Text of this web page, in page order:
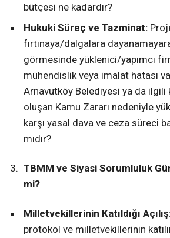
bütçesi ne kadardır?
Hukuki Süreç ve Tazminat:
fırtınaya/dalgalara
görmesinde yüklenici/yapımcı
mühendislik veya imalat hatası
Arnavutköy Belediyesi ya da ilgili
oluşan Kamu Zararı nedeniyle
karşı yasal dava ve ceza süreci
mıdır?
TBMM ve Siyasi Sorumluluk
mi?
Milletvekillerinin Katıldığı
protokol ve milletvekillerinin